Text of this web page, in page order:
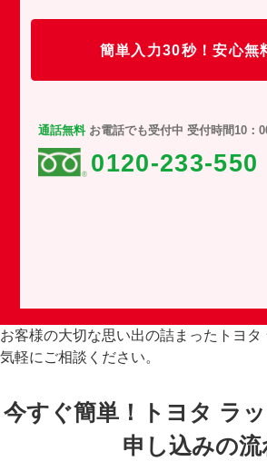
簡単入力30秒！安心無
通話無料お電話でも受付中 受付時間10：
0120-233-550
お客様の大切な思い出の詰まったトヨタ
気軽にご相談ください。
今すぐ簡単！トヨタ ラ
申し込みの流